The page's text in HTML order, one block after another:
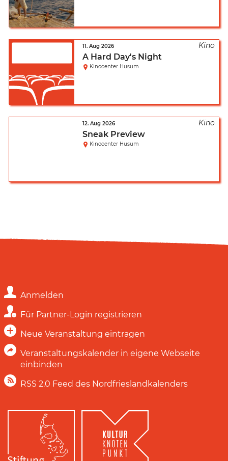
A Hard Day's Night
11. Aug 2026
Kinocenter Husum
Sneak Preview
12. Aug 2026
Kinocenter Husum
Anmelden
Für Partner-Login registrieren
Neue Veranstaltung eintragen
Veranstaltungskalender in eigene Webseite
einbinden
RSS 2.0 Feed des Nordfrieslandkalenders